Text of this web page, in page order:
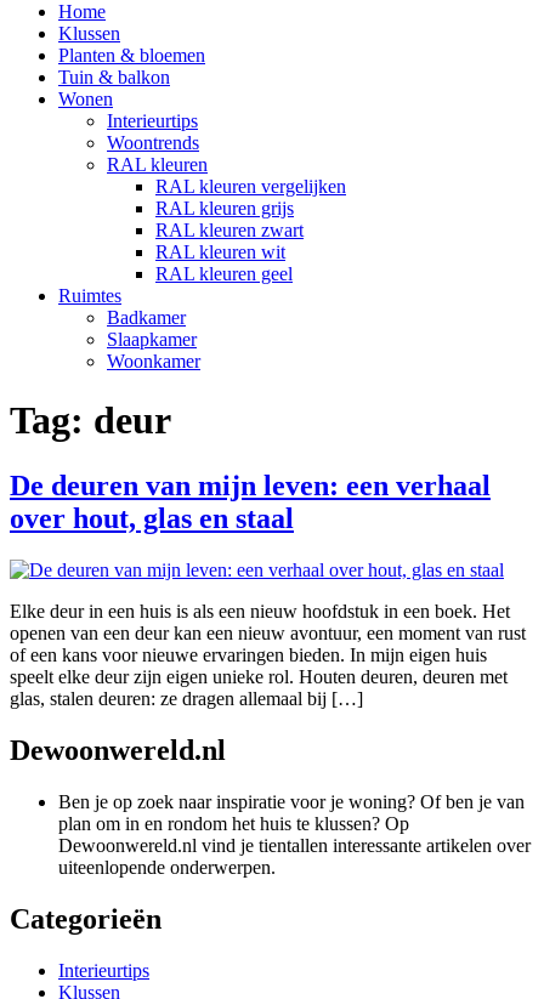
Home
Klussen
Planten & bloemen
Tuin & balkon
Wonen
Interieurtips
Woontrends
RAL kleuren
RAL kleuren vergelijken
RAL kleuren grijs
RAL kleuren zwart
RAL kleuren wit
RAL kleuren geel
Ruimtes
Badkamer
Slaapkamer
Woonkamer
Tag: deur
De deuren van mijn leven: een verhaal
over hout, glas en staal
Elke deur in een huis is als een nieuw hoofdstuk in een boek. Het
openen van een deur kan een nieuw avontuur, een moment van rust
of een kans voor nieuwe ervaringen bieden. In mijn eigen huis
speelt elke deur zijn eigen unieke rol. Houten deuren, deuren met
glas, stalen deuren: ze dragen allemaal bij […]
Dewoonwereld.nl
Ben je op zoek naar inspiratie voor je woning? Of ben je van
plan om in en rondom het huis te klussen? Op
Dewoonwereld.nl vind je tientallen interessante artikelen over
uiteenlopende onderwerpen.
Categorieën
Interieurtips
Klussen